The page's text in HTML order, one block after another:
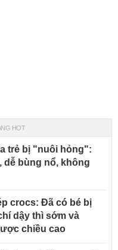
HOT
trẻ bị "nuôi hỏng":
dễ bùng nổ, không
crocs: Đã có bé bị
dậy thì sớm và
chiều cao